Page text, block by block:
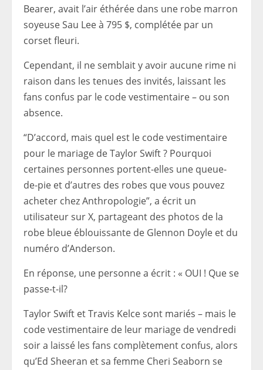
Bearer, avait l’air éthérée dans une robe marron
soyeuse Sau Lee à 795 $, complétée par un
corset fleuri.
Cependant, il ne semblait y avoir aucune rime ni
raison dans les tenues des invités, laissant les
fans confus par le code vestimentaire – ou son
absence.
“D’accord, mais quel est le code vestimentaire
pour le mariage de Taylor Swift ? Pourquoi
certaines personnes portent-elles une queue-
de-pie et d’autres des robes que vous pouvez
acheter chez Anthropologie”, a écrit un
utilisateur sur X, partageant des photos de la
robe bleue éblouissante de Glennon Doyle et du
numéro d’Anderson.
En réponse, une personne a écrit : « OUI ! Que se
passe-t-il?
Taylor Swift et Travis Kelce sont mariés – mais le
code vestimentaire de leur mariage de vendredi
soir a laissé les fans complètement confus, alors
qu’Ed Sheeran et sa femme Cheri Seaborn se